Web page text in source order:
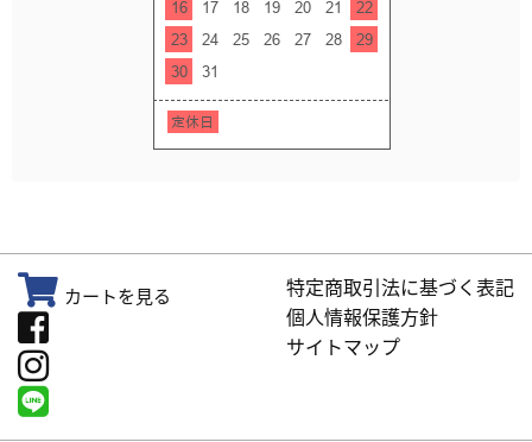
カートを見る
特定商取引法に基づく表記
個人情報保護方針
サイトマップ